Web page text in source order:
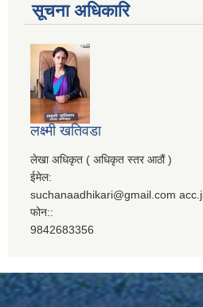
सूचना अधिकारि
लक्ष्मी खतिवडा
लेखा अधिकृत ( अधिकृत स्तर आठौं )
ईमेल:
suchanaadhikari@gmail.com
फोन::
9842683356